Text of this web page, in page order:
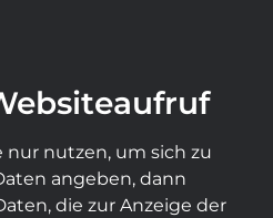
nur nutzen, um sich zu
angeben, dann
die zur Anzeige der